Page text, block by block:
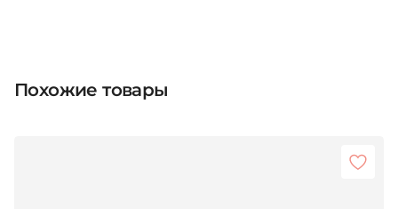
Похожие товары